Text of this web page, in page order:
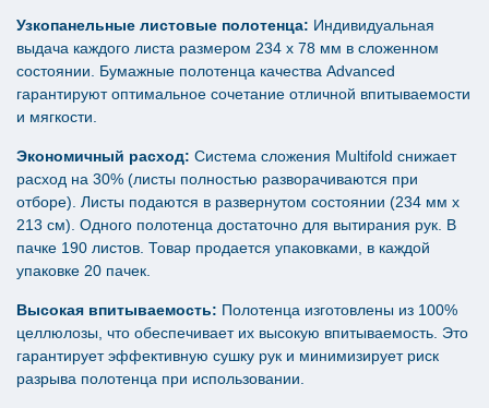
Узкопанельные листовые полотенца: Индивидуальная
выдача каждого листа размером 234 х 78 мм в сложенном
состоянии. Бумажные полотенца качества Advanced
гарантируют оптимальное сочетание отличной впитываемости
и мягкости.
Экономичный расход: Система сложения Multifold снижает
расход на 30% (листы полностью разворачиваются при
отборе). Листы подаются в развернутом состоянии (234 мм х
213 см). Одного полотенца достаточно для вытирания рук. В
пачке 190 листов. Товар продается упаковками, в каждой
упаковке 20 пачек.
Высокая впитываемость: Полотенца изготовлены из 100%
целлюлозы, что обеспечивает их высокую впитываемость. Это
гарантирует эффективную сушку рук и минимизирует риск
разрыва полотенца при использовании.